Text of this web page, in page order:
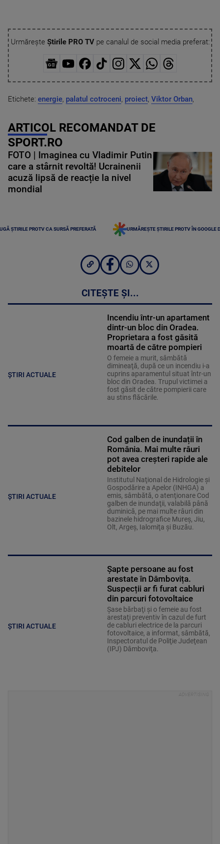
Urmărește Știrile PRO TVpe canalul de social media preferat:
Etichete: energie, palatul cotroceni, proiect, Viktor Orban,
ARTICOL RECOMANDAT DE
SPORT.RO
FOTO | Imaginea cu Vladimir Putin
care a stârnit revoltă! Ucrainenii
acuză lipsă de reacție la nivel
mondial
ȘTIRILE PROTV CA SURSĂ PREFERATĂ URMĂREȘTE ȘTIRILE PROTV ÎN GOOGLE
CITEȘTE ȘI...
ȘTIRI ACTUALE
Incendiu într-un apartament
dintr-un bloc din Oradea.
Proprietara a fost găsită
moartă de către pompieri
O femeie a murit, sâmbătă
dimineaţă, după ce un incendiu i-a
cuprins aparamentul situat într-un
bloc din Oradea. Trupul victimei a
fost găsit de către pompierii care
au stins flăcările.
ȘTIRI ACTUALE
Cod galben de inundații în
România. Mai multe râuri
pot avea creșteri rapide ale
debitelor
Institutul Naţional de Hidrologie şi
Gospodărire a Apelor (INHGA) a
emis, sâmbătă, o atenţionare Cod
galben de inundaţii, valabilă până
duminică, pe mai multe râuri din
bazinele hidrografice Mureş, Jiu,
Olt, Argeş, Ialomiţa şi Buzău.
ȘTIRI ACTUALE
Șapte persoane au fost
arestate în Dâmbovița.
Suspecții ar fi furat cabluri
din parcuri fotovoltaice
Şase bărbaţi şi o femeie au fost
arestaţi preventiv în cazul de furt
de cabluri electrice de la parcuri
fotovoltaice, a informat, sâmbătă,
Inspectoratul de Poliţie Judeţean
(IPJ) Dâmboviţa.